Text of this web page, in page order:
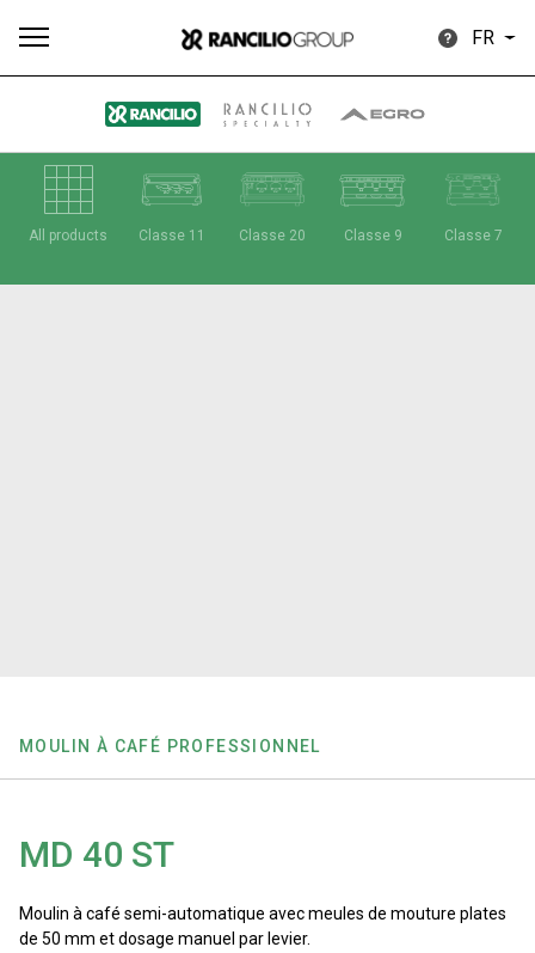
FR
All products Classe 11 Classe 20 Classe 9 Classe 7
MOULIN À CAFÉ PROFESSIONNEL
MD 40 ST
Moulin à café semi-automatique avec meules de mouture plates
de 50 mm et dosage manuel par levier.
Toutes Produits Nouvelles Télécharger
Nos laboratoires
Durabilité
Connect